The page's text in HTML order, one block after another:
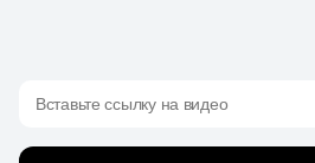
Вставьте ссылку на видео